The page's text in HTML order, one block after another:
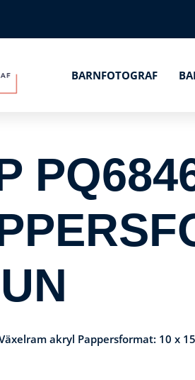
BARNFOTOGRAF
akryl Pappersformat: 10 x